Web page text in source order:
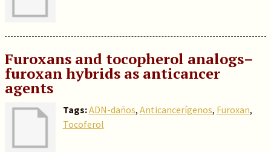
Furoxans and tocopherol analogs–
furoxan hybrids as anticancer
agents
Tags:ADN-daños, Anticancerígenos, Furoxan,
Tocoferol